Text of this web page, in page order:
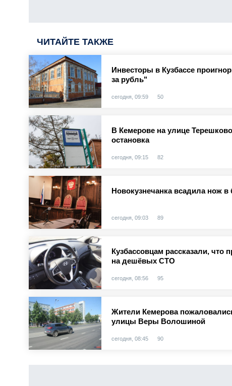
ЧИТАЙТЕ ТАКЖЕ
Инвесторы в Кузбассе
за рубль"
сегодня, 09:59 50
В Кемерове на улице
остановка
сегодня, 09:15 82
Новокузнечанка всадила нож в
сегодня, 09:03 89
Кузбассовцам рассказали, что
на дешёвых СТО
сегодня, 08:56 95
Жители Кемерова
улицы Веры Волошиной
сегодня, 08:45 90